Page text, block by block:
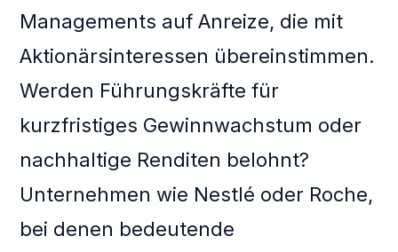
Managements auf Anreize, die mit
Aktionärsinteressen übereinstimmen.
Werden Führungskräfte für
kurzfristiges Gewinnwachstum oder
nachhaltige Renditen belohnt?
Unternehmen wie Nestlé oder Roche,
bei denen bedeutende